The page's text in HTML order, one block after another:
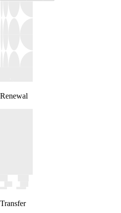
Renewal
Transfer